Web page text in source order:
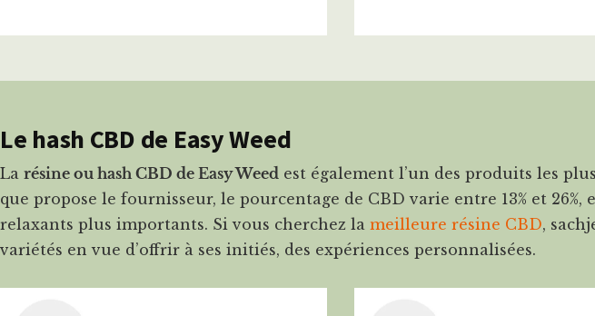
Le hash CBD de Easy Weed
La résine ou hash CBD de Easy Weed est également l’un des produits les
que propose le fournisseur, le pourcentage de CBD varie entre 13% et 26%,
relaxants plus importants. Si vous cherchez la meilleure résine CBD,
variétés en vue d’offrir à ses initiés, des expériences personnalisées.